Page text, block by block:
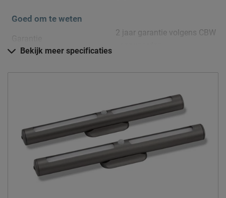
Goed om te weten
2 jaar garantie volgens CBW
Beter Bed B.V.
Locatie
Postbus 716, 5400 AS,
Uden, Nederland
Emailadres
info@beterbed.nl
Bekijk meer specificaties